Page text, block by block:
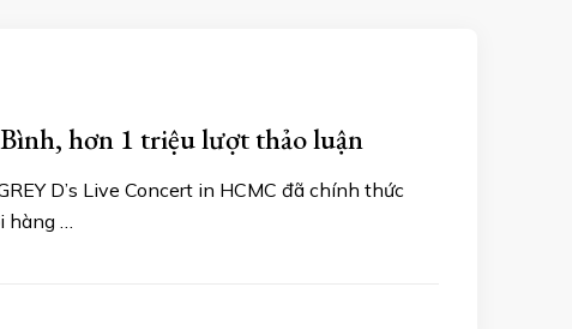
hơn 1 triệu lượt thảo luận
D’s Live Concert in HCMC đã chính thức
hàng …